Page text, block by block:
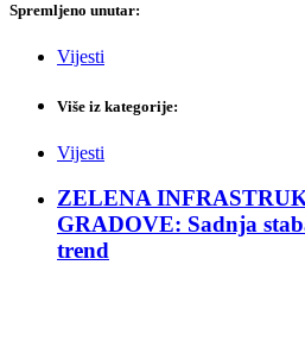
Spremljeno unutar:
Vijesti
Više iz kategorije:
Vijesti
ZELENA
GRADOVE: Sadnja
trend